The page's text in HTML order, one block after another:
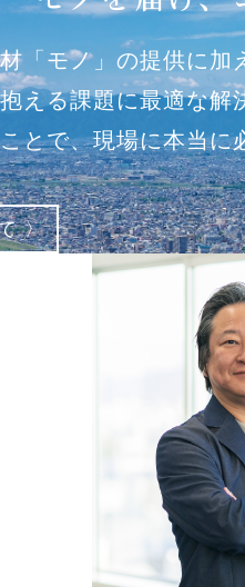
「モノ」の提供に
える課題に最適な
とで、現場に本当に
〉